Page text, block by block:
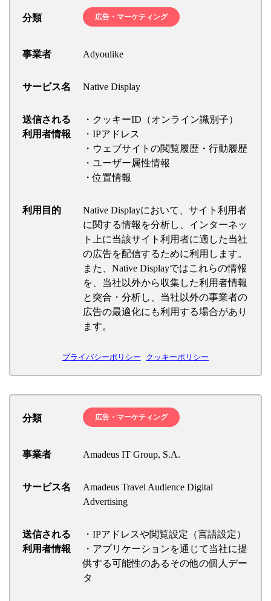
分類 広告・マーケティング
事業者 Adyoulike
サービス名 Native Display
送信される
利用者情報
・クッキーID（オンライン識別子）
・IPアドレス
・ウェブサイトの閲覧履歴・行動履歴
・ユーザー属性情報
・位置情報
利用目的
Native Displayにおいて、サイト利用者
に関する情報を分析し、インターネッ
ト上に当該サイト利用者に適した当社
の広告を配信するために利用します。
また、Native Displayではこれらの情報
を、当社以外から収集した利用者情報
と突合・分析し、当社以外の事業者の
広告の最適化にも利用する場合があり
ます。
プライバシーポリシー クッキーポリシー
分類 広告・マーケティング
事業者 Amadeus IT Group, S.A.
サービス名
Amadeus Travel Audience Digital
Advertising
送信される
利用者情報
・IPアドレスや閲覧設定（言語設定）
・アプリケーションを通じて当社に提
供する可能性のあるその他の個人デー
タ